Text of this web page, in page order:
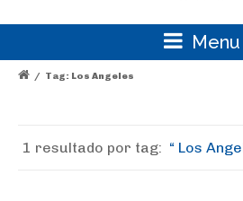
Menu
/ Tag: Los Angeles
1 resultado por tag: Los